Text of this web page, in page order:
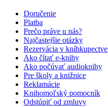
Doručenie
Platba
Prečo práve u nás?
Najčastejšie otázky
Rezervácia v kníhkupectve
Ako čítať e-knihy
Ako počúvať audioknihy
Pre školy a knižnice
Reklamácie
Knihomoľský pomocník
Odstúpiť od zmluvy